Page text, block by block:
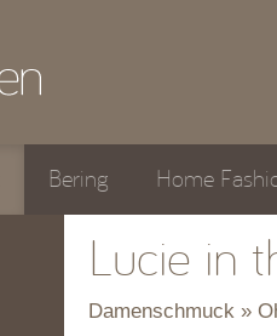
Bering Home
Lucie in
Damenschmuck »